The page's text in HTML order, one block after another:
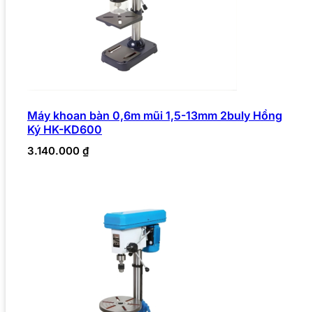
Máy khoan bàn 0,6m mũi 1,5-13mm 2buly Hồng
Ký HK-KD600
3.140.000 ₫